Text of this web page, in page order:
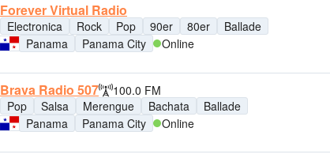
Forever Virtual Radio
Electronica Rock Pop 90er 80er
Ballade
Panama
Panama City Online
Brava Radio 507
100.0 FM
Pop
Salsa Merengue Bachata
Ballade
Panama
Panama City Online